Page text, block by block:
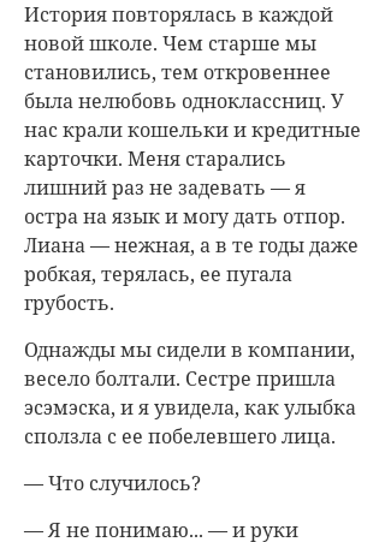
История повторялась в каждой
новой школе. Чем старше мы
становились, тем откровеннее
была нелюбовь одноклассниц. У
нас крали кошельки и кредитные
карточки. Меня старались
лишний раз не задевать — я
остра на язык и могу дать отпор.
Лиана — нежная, а в те годы даже
робкая, терялась, ее пугала
грубость.
Однажды мы сидели в компании,
весело болтали. Сестре пришла
эсэмэска, и я увидела, как улыбка
сползла с ее побелевшего лица.
— Что случилось?
— Я не понимаю... — и руки